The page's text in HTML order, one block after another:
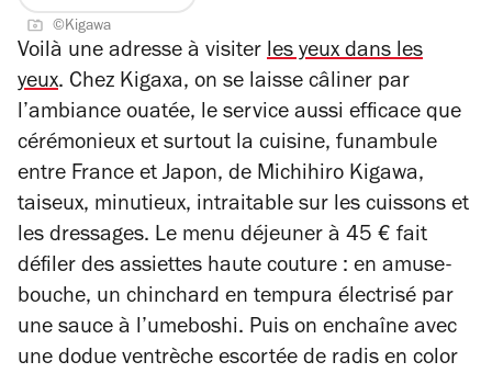
4
étoiles
©Kigawa
Voilà une adresse à visiter les yeux dans les
yeux. Chez Kigaxa, on se laisse câliner par
l’ambiance ouatée, le service aussi efficace que
cérémonieux et surtout la cuisine, funambule
entre France et Japon, de Michihiro Kigawa,
taiseux, minutieux, intraitable sur les cuissons et
les dressages. Le menu déjeuner à 45 € fait
défiler des assiettes haute couture : en amuse-
bouche, un chinchard en tempura électrisé par
une sauce à l’umeboshi. Puis on enchaîne avec
une dodue ventrèche escortée de radis en color